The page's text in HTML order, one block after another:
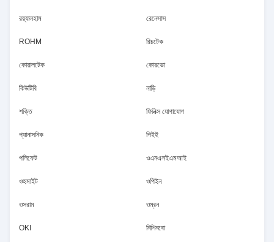
রয়্যালহাম রেনেসাস
ROHM রিচটেক
কোয়ালটেক কোরভো
কিউটিবি নাড়ি
শক্তি ফিনিক্স যোগাযোগ
প্যানাসনিক পিইই
পলিফেট ওএনএসইএমআই
ওহমাইট ওপিইন
ওসরাম ওম্রন
OKI নিশিনবো